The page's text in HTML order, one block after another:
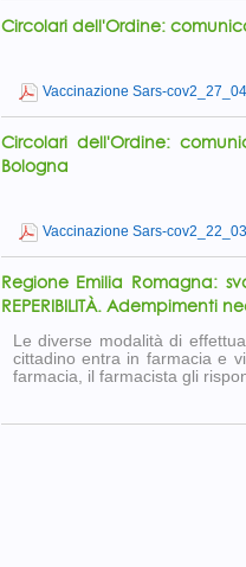
Circolari dell'Ordine:
Vaccinazione Sars-
Circolari dell'Ordine:
Bologna
Vaccinazione Sars-
Regione Emilia Romagna:
REPERIBILITÀ. Adempimenti
Le diverse modalità di
cittadino entra in farmacia e
farmacia, il farmacista gli